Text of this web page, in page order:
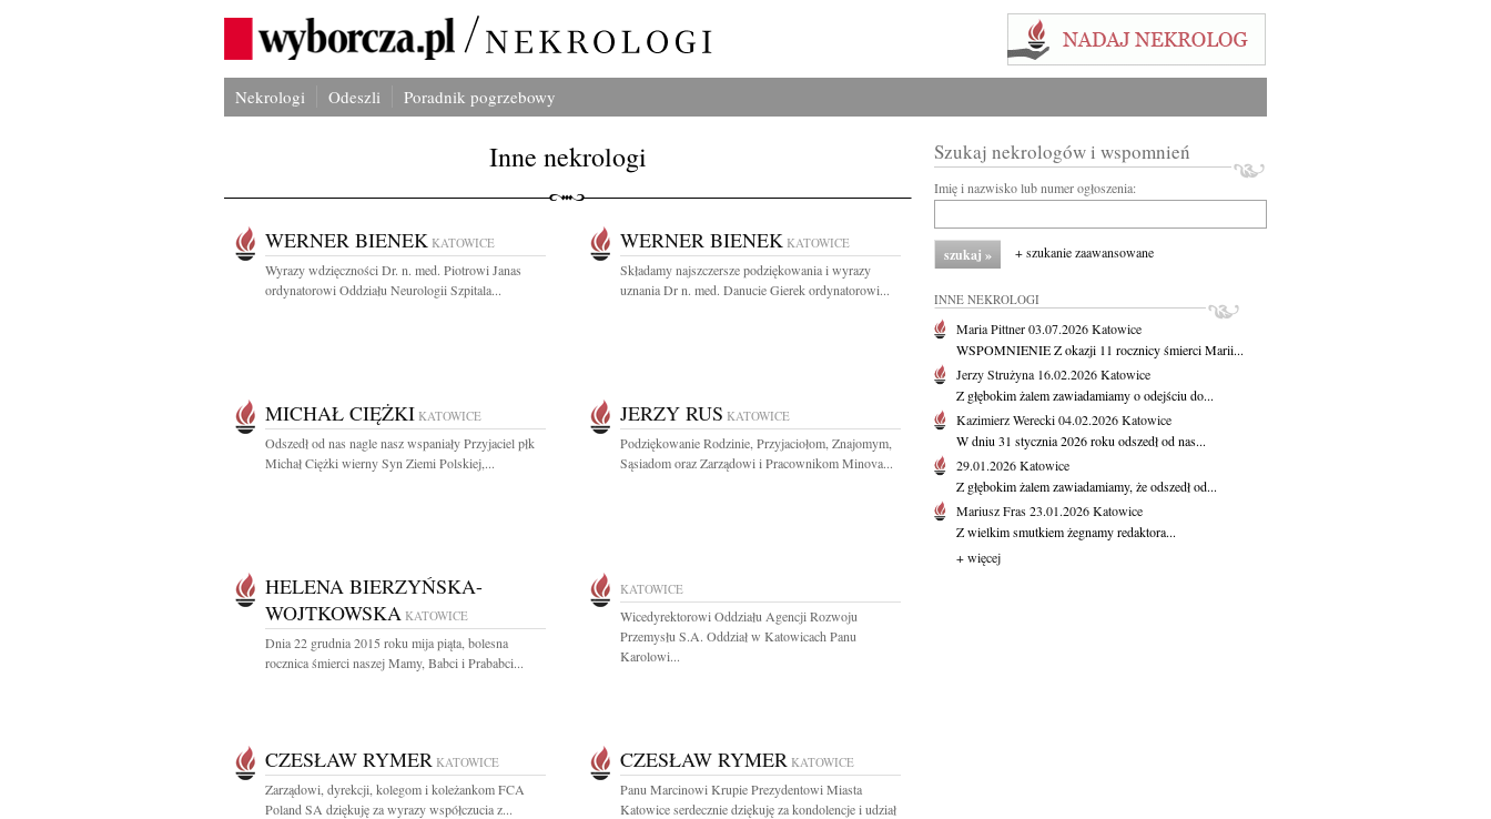
Nekrologi Odeszli Poradnik pogrzebowy
Inne nekrologi
WERNER BIENEK KATOWICE
Wyrazy wdzięczności Dr. n. med. Piotrowi Janas
ordynatorowi Oddziału Neurologii Szpitala...
WERNER BIENEK KATOWICE
Składamy najszczersze podziękowania i wyrazy
uznania Dr n. med. Danucie Gierek ordynatorowi...
MICHAŁ CIĘŻKI KATOWICE
Odszedł od nas nagle nasz wspaniały Przyjaciel płk
Michał Ciężki wierny Syn Ziemi Polskiej,...
JERZY RUS KATOWICE
Podziękowanie Rodzinie, Przyjaciołom, Znajomym,
Sąsiadom oraz Zarządowi i Pracownikom Minova...
HELENA BIERZYŃSKA-
WOJTKOWSKA KATOWICE
Dnia 22 grudnia 2015 roku mija piąta, bolesna
rocznica śmierci naszej Mamy, Babci i Prababci...
KATOWICE
Wicedyrektorowi Oddziału Agencji Rozwoju
Przemysłu S.A. Oddział w Katowicach Panu
Karolowi...
CZESŁAW RYMER KATOWICE
Zarządowi, dyrekcji, kolegom i koleżankom FCA
Poland SA dziękuję za wyrazy współczucia z...
CZESŁAW RYMER KATOWICE
Panu Marcinowi Krupie Prezydentowi Miasta
Katowice serdecznie dziękuję za kondolencje i udział
Szukaj nekrologów i wspomnień
Imię i nazwisko lub numer ogłoszenia:
+ szukanie zaawansowane
INNE NEKROLOGI
Maria Pittner03.07.2026Katowice
WSPOMNIENIE Z okazji 11 rocznicy śmierci Marii...
Jerzy Strużyna 16.02.2026Katowice
Z głębokim żalem zawiadamiamy o odejściu do...
Kazimierz Werecki04.02.2026Katowice
W dniu 31 stycznia 2026 roku odszedł od nas...
29.01.2026Katowice
Z głębokim żalem zawiadamiamy, że odszedł od...
Mariusz Fras23.01.2026Katowice
Z wielkim smutkiem żegnamy redaktora...
+ więcej